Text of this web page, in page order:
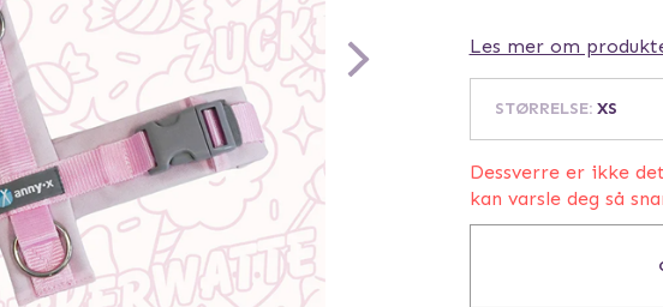
Les mer om
STØRRELSE: XS
Dessverre er ikke
kan varsle deg så